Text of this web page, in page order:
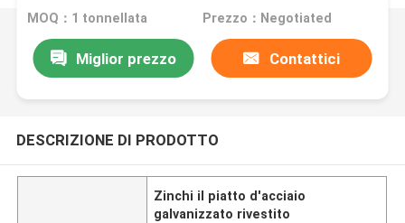
MOQ：1 tonnellata Prezzo：Negotiated
Miglior prezzo Contattici
DESCRIZIONE DI PRODOTTO
Zinchi il piatto d'acciaio
galvanizzato rivestito